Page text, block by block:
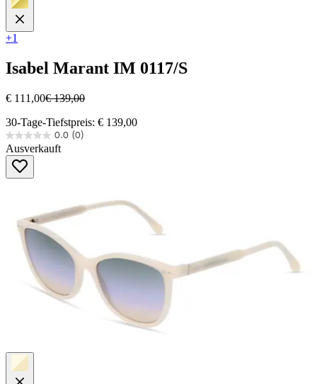
+1
Isabel Marant IM 0117/S
€ 111,00€ 139,00
30-Tage-Tiefstpreis: € 139,00
0.0 (0)
0.0
von
Sternen.
Ausverkauft